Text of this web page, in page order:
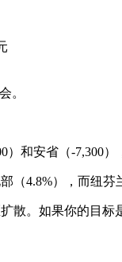
。
和安省（-7,300）
4.8%），而纽芬
散。如果你的目标